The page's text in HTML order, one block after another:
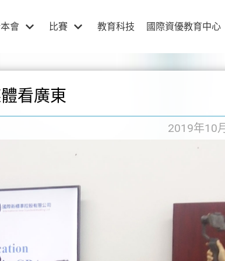
會 比賽 教育科技 國際資優教育中心
看廣東
2019年10